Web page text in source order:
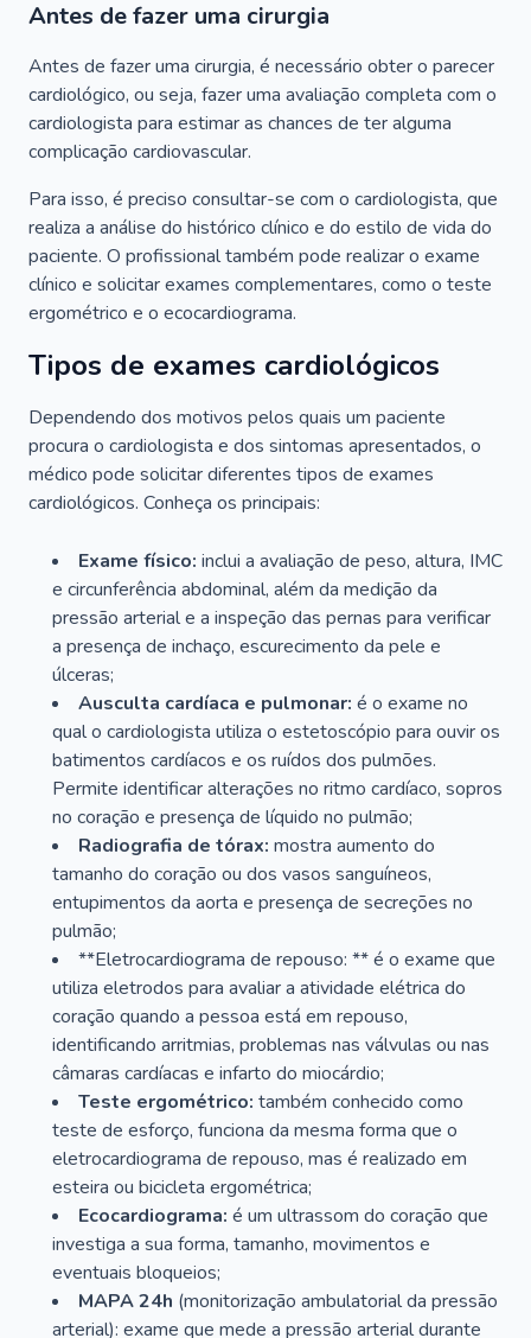
Antes de fazer uma cirurgia
Antes de fazer uma cirurgia, é necessário obter o parecer
cardiológico, ou seja, fazer uma avaliação completa com o
cardiologista para estimar as chances de ter alguma
complicação cardiovascular.
Para isso, é preciso consultar-se com o cardiologista, que
realiza a análise do histórico clínico e do estilo de vida do
paciente. O profissional também pode realizar o exame
clínico e solicitar exames complementares, como o teste
ergométrico e o ecocardiograma.
Tipos de exames cardiológicos
Dependendo dos motivos pelos quais um paciente
procura o cardiologista e dos sintomas apresentados, o
médico pode solicitar diferentes tipos de exames
cardiológicos. Conheça os principais:
Exame físico: inclui a avaliação de peso, altura, IMC
e circunferência abdominal, além da medição da
pressão arterial e a inspeção das pernas para verificar
a presença de inchaço, escurecimento da pele e
úlceras;
Ausculta cardíaca e pulmonar: é o exame no
qual o cardiologista utiliza o estetoscópio para ouvir os
batimentos cardíacos e os ruídos dos pulmões.
Permite identificar alterações no ritmo cardíaco, sopros
no coração e presença de líquido no pulmão;
Radiografia de tórax: mostra aumento do
tamanho do coração ou dos vasos sanguíneos,
entupimentos da aorta e presença de secreções no
pulmão;
**Eletrocardiograma de repouso: ** é o exame que
utiliza eletrodos para avaliar a atividade elétrica do
coração quando a pessoa está em repouso,
identificando arritmias, problemas nas válvulas ou nas
câmaras cardíacas e infarto do miocárdio;
Teste ergométrico: também conhecido como
teste de esforço, funciona da mesma forma que o
eletrocardiograma de repouso, mas é realizado em
esteira ou bicicleta ergométrica;
Ecocardiograma: é um ultrassom do coração que
investiga a sua forma, tamanho, movimentos e
eventuais bloqueios;
MAPA 24h (monitorização ambulatorial da pressão
arterial): exame que mede a pressão arterial durante